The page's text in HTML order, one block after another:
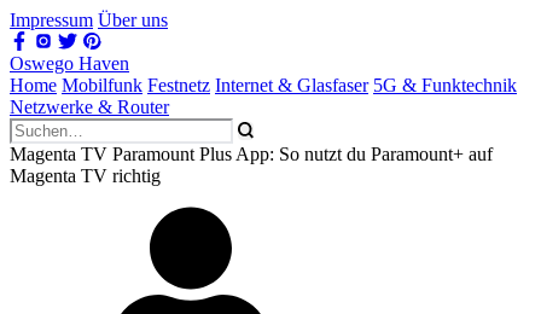
Impressum Über uns
Oswego Haven
Home Mobilfunk Festnetz Internet & Glasfaser 5G & Funktechnik
Netzwerke & Router
Magenta TV Paramount Plus App: So nutzt du Paramount+ auf
Magenta TV richtig